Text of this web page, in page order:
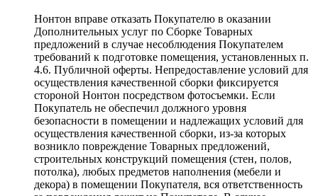
Нонтон вправе отказать Покупателю в оказании
Дополнительных услуг по Сборке Товарных
предложений в случае несоблюдения Покупателем
требований к подготовке помещения, установленных п.
4.6. Публичной оферты. Непредоставление условий для
осуществления качественной сборки фиксируется
стороной Нонтон посредством фотосъемки. Если
Покупатель не обеспечил должного уровня
безопасности в помещении и надлежащих условий для
осуществления качественной сборки, из-за которых
возникло повреждение Товарных предложений,
строительных конструкций помещения (стен, полов,
потолка), любых предметов наполнения (мебели и
декора) в помещении Покупателя, вся ответственность